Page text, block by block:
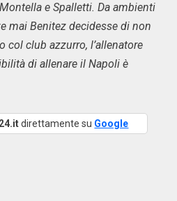
e Spalletti. Da ambienti
mai Benitez decidesse di non
col club azzurro, l’allenatore
di allenare il Napoli è
direttamente su Google